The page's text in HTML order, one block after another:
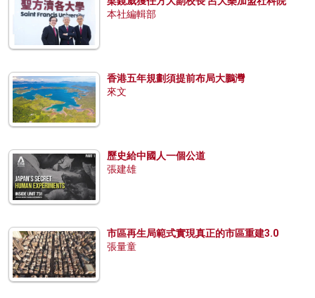
本社編輯部
香港五年規劃須提前布局大鵬灣
來文
歷史給中國人一個公道
張建雄
市區再生局範式實現真正的市區重建3.0
張量童